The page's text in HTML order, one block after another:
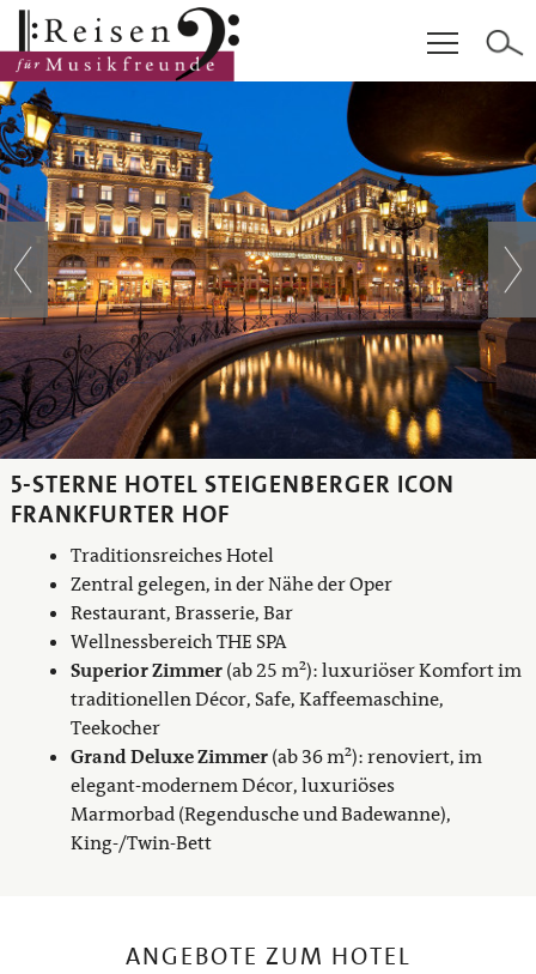
Hauptinhalt Fußzeile Cookie-Einstellungen
5-STERNE HOTEL STEIGENBERGER ICON
FRANKFURTER HOF
Traditionsreiches Hotel
Zentral gelegen, in der Nähe der Oper
Restaurant, Brasserie, Bar
Wellnessbereich THE SPA
Superior Zimmer(ab 25 m²): luxuriöser Komfort im
traditionellen Décor, Safe, Kaffeemaschine,
Teekocher
Grand Deluxe Zimmer(ab 36 m²): renoviert, im
elegant-modernem Décor, luxuriöses
Marmorbad (Regendusche und Badewanne),
King-/Twin-Bett
ANGEBOTE ZUM HOTEL